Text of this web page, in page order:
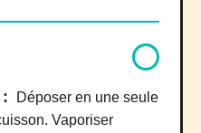
Déposer en une seule
Vaporiser